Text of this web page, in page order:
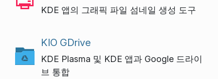
KDE 앱의 그래픽 파일 섬네일 생성 도구
KIO GDrive
KDE Plasma 및 KDE 앱과 Google 드라이
브 통합